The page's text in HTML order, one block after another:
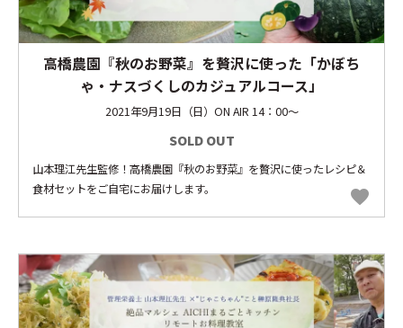
高橋農園『秋のお野菜』を贅沢に使った「かぼち
ゃ・ナスづくしのカジュアルコース」
2021年9月19日（日）ON AIR 14：00～
SOLD OUT
山本理江先生監修！高橋農園『秋のお野菜』を贅沢に使ったレシピ＆
食材セットをご自宅にお届けします。
favorite